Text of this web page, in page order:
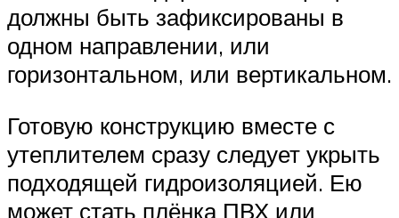
должны быть зафиксированы в
одном направлении, или
горизонтальном, или вертикальном.
Готовую конструкцию вместе с
утеплителем сразу следует укрыть
подходящей гидроизоляцией. Ею
может стать плёнка ПВХ или